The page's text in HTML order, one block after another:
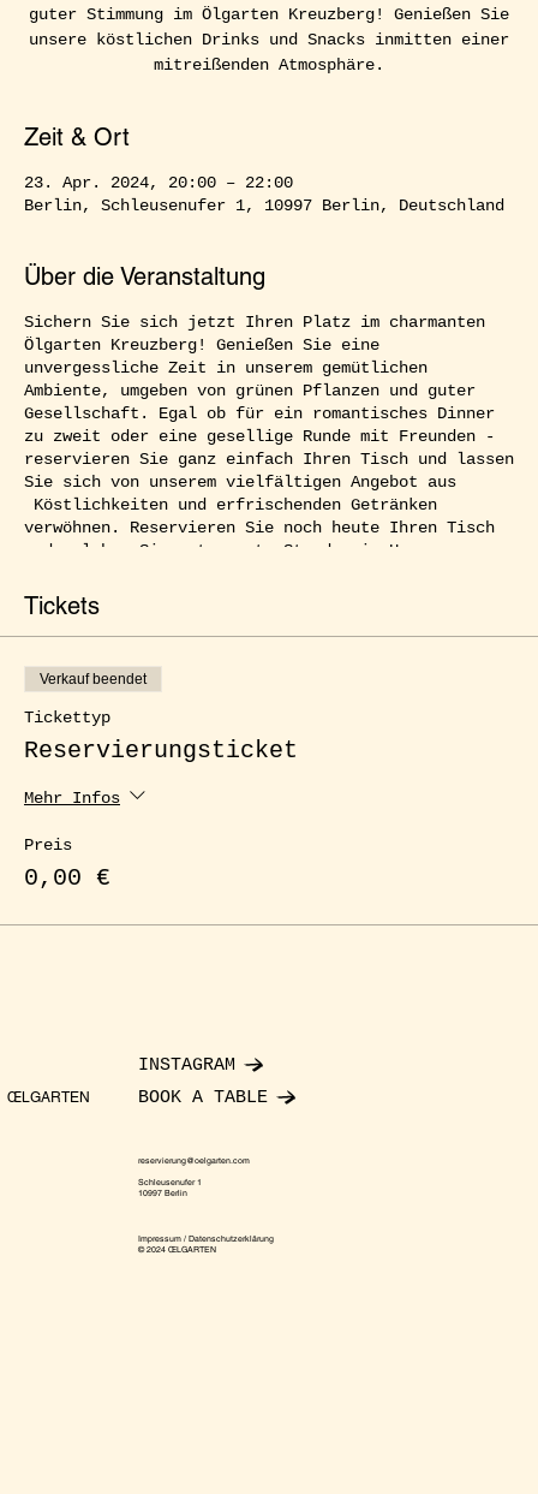
guter Stimmung im Ölgarten Kreuzberg! Genießen Sie
unsere köstlichen Drinks und Snacks inmitten einer
mitreißenden Atmosphäre.
Zeit & Ort
23. Apr. 2024, 20:00 – 22:00
Berlin, Schleusenufer 1, 10997 Berlin, Deutschland
Über die Veranstaltung
Sichern Sie sich jetzt Ihren Platz im charmanten
Ölgarten Kreuzberg! Genießen Sie eine
unvergessliche Zeit in unserem gemütlichen
Ambiente, umgeben von grünen Pflanzen und guter
Gesellschaft. Egal ob für ein romantisches Dinner
zu zweit oder eine gesellige Runde mit Freunden -
reservieren Sie ganz einfach Ihren Tisch und lassen
Sie sich von unserem vielfältigen Angebot aus
Köstlichkeiten und erfrischenden Getränken
verwöhnen. Reservieren Sie noch heute Ihren Tisch
und erleben Sie entspannte Stunden im Herzen von
Tickets
Verkauf beendet
Tickettyp
Reservierungsticket
Mehr Infos
Preis
0,00 €
ŒLGARTEN
INSTAGRAM
BOOK A TABLE
reservierung@oelgarten.com
Schleusenufer 1
10997 Berlin
Impressum / Datenschutzerklärung
© 2024 ŒLGARTEN